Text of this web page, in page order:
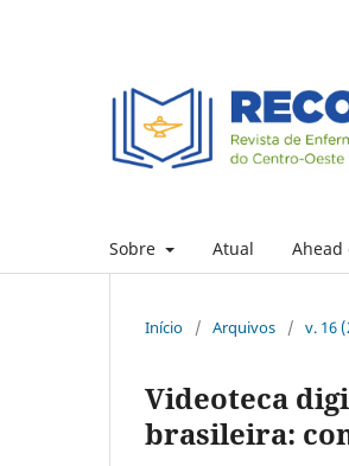
Sobre Atual Ahead
Início / Arquivos / v. 16
Videoteca
brasileira: